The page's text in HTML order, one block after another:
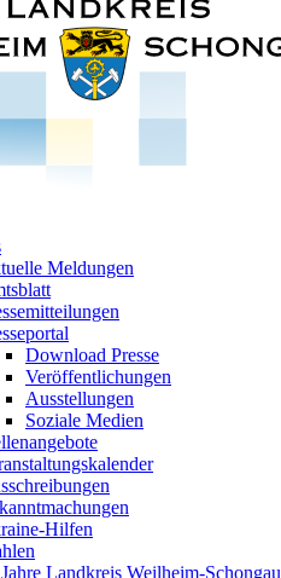
Meldungen
Download Presse
Veröffentlichungen
Ausstellungen
Soziale Medien
Hilfen
Landkreis Weilheim-Schongau